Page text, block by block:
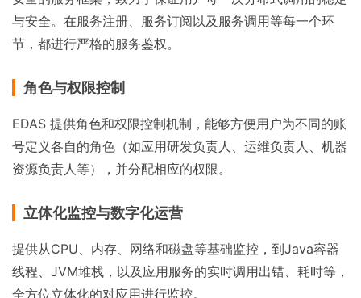
与安全。在服务注册、服务订阅以及服务调用等每一个环
节，都进行严格的服务鉴权。
角色与权限控制
EDAS 提供角色和权限控制机制，能够方便用户为不同的账
号定义各自的角色（如应用研发负责人、运维负责人、机器
资源负责人等），并分配相应的权限。
立体化监控与数字化运营
提供从CPU、内存、网络和磁盘等基础监控，到Java容器
线程、JVM堆栈，以及应用服务的实时调用出错、耗时等，
全方位立体化的对应用进行监控。